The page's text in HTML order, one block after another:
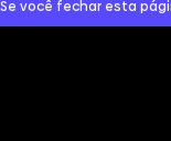
Se você fechar esta